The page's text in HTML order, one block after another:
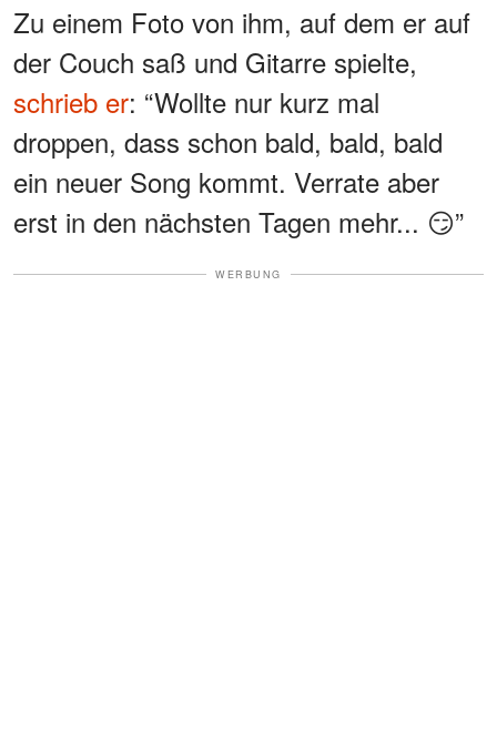
Zu einem Foto von ihm, auf dem er auf
der Couch saß und Gitarre spielte,
schrieb er: “Wollte nur kurz mal
droppen, dass schon bald, bald, bald
ein neuer Song kommt. Verrate aber
erst in den nächsten Tagen mehr... 😏”
WERBUNG